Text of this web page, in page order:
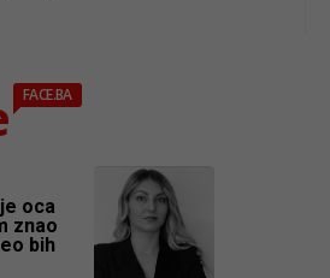
FACE.BA
oca
znao
bih